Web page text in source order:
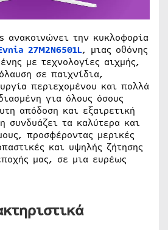
την κυκλοφορία
27M2N6501L, μιας οθόνης
με τεχνολογίες αιχμής,
σε παιχνίδια,
περιεχομένου και πολλά
για όλους όσους
απόδοση και εξαιρετική
συνδυάζει τα καλύτερα και
προσφέροντας μερικές
και υψηλής ζήτησης
μας, σε μια ευρέως